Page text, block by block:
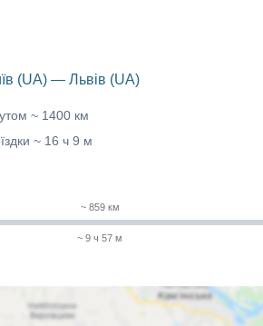
(UA) — Львів (UA)
~ 1400 км
~ 16 ч 9 м
~ 859 км
~ 9 ч 57 м